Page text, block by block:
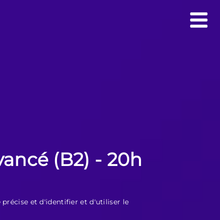
(B2) - 20h
et d'identifier et d'utiliser le